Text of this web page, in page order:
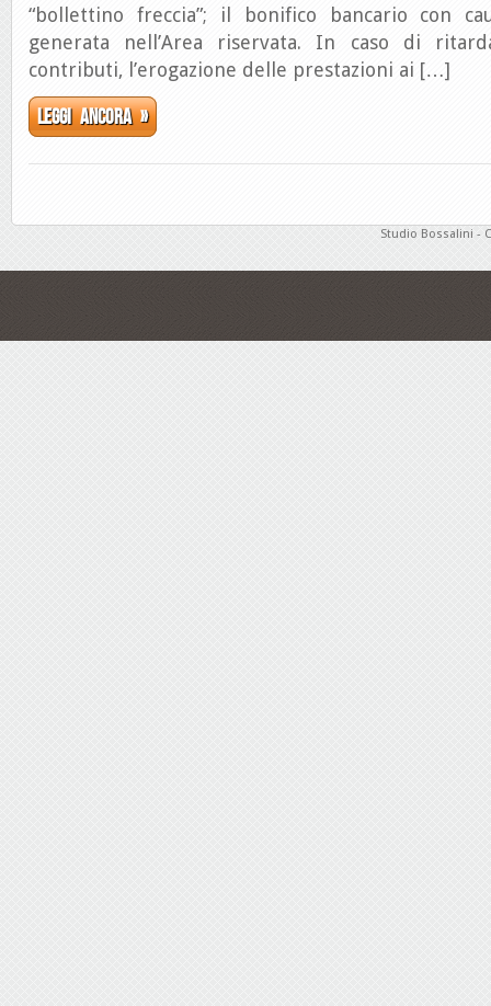
“bollettino freccia”; il bonifico bancario con
generata nell’Area riservata. In caso di
contributi, l’erogazione delle prestazioni ai […]
Leggi ancora »
Studio Bossalini -